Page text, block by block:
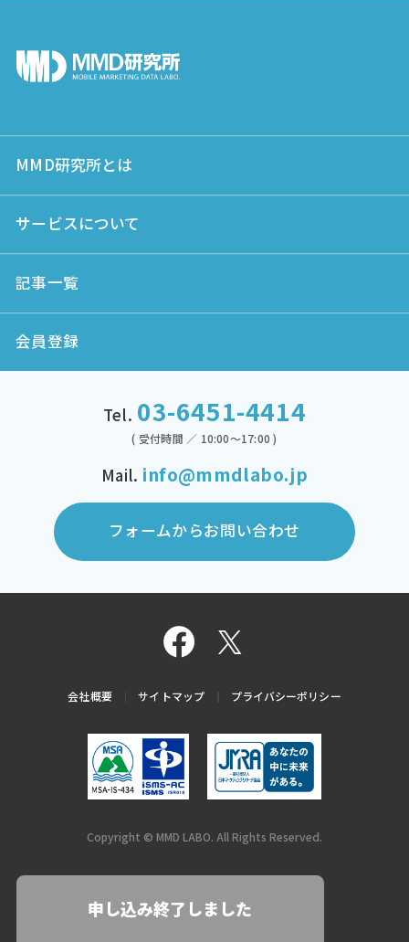
申し込み終了しました
MMD研究所とは
サービスについて
記事一覧
会員登録
Tel. 03-6451-4414
( 受付時間 ／ 10:00～17:00 )
Mail. info@mmdlabo.jp
フォームからお問い合わせ
会社概要 サイトマップ プライバシーポリシー
Copyright © MMD LABO. All Rights Reserved.